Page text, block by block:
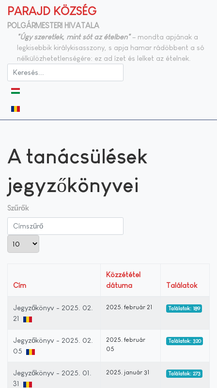
PARAJD KÖZSÉG
POLGÁRMESTERI HIVATALA
"Úgy szeretlek, mint sót az ételben"– mondta apjának a
legkisebbik királykisasszony, s apja hamar rádöbbent a só
nélkülözhetetlenségére: ez ad ízet és lelket az ételnek.
A tanácsülések
jegyzőkönyvei
Szűrők
Címszűrő
Tételek #
Cím
Közzététel
dátuma
Találatok
Jegyzőkönyv - 2025. 02.
21
2025. február 21 Találatok: 189
Jegyzőkönyv - 2025. 02.
05
2025. február
05
Találatok: 320
Jegyzőkönyv - 2025. 01.
31
2025. január 31 Találatok: 273